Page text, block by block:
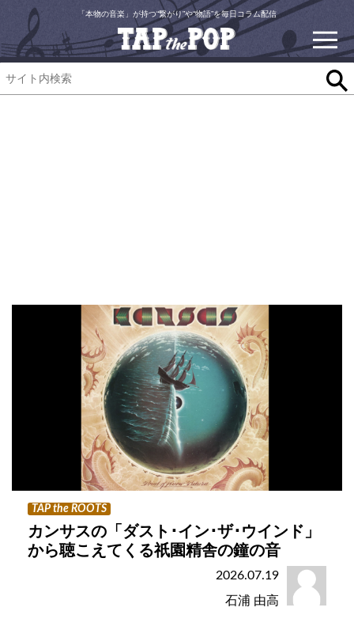
「本物の音楽」が持つ“繋がり”や“物語”を毎日コラム配信
TAP the ROOTS
カンサスの「ダスト･イン･ザ･ウインド」
から聴こえてくる祇園精舎の鐘の音
2026.07.19
石浦 由高